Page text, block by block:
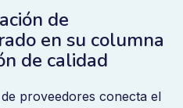
de
en su columna
de calidad
proveedores conecta el